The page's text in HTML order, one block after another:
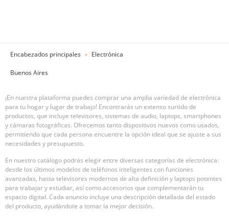
Encabezados principales Electrónica
Buenos Aires
¡En nuestra plataforma puedes comprar una amplia variedad de electrónica
para tu hogar y lugar de trabajo! Encontrarás un extenso surtido de
productos, que incluye televisores, sistemas de audio, laptops, smartphones
y cámaras fotográficas. Ofrecemos tanto dispositivos nuevos como usados,
permitiendo que cada persona encuentre la opción ideal que se ajuste a sus
necesidades y presupuesto.
En nuestro catálogo podrás elegir entre diversas categorías de electrónica:
desde los últimos modelos de teléfonos inteligentes con funciones
avanzadas, hasta televisores modernos de alta definición y laptops potentes
para trabajar y estudiar, así como accesorios que complementarán tu
espacio digital. Cada anuncio incluye una descripción detallada del estado
del producto, ayudándote a tomar la mejor decisión.